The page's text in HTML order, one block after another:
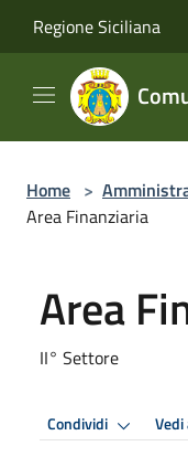
Regione Siciliana
Home >
Area Finanziaria
Area
II° Settore
Condividi Vedi